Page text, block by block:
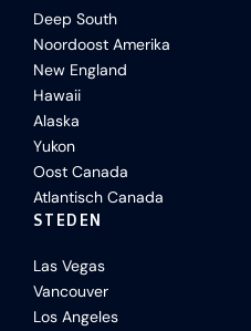
Deep South
Noordoost Amerika
New England
Hawaii
Alaska
Yukon
Oost Canada
Atlantisch Canada
STEDEN
Las Vegas
Vancouver
Los Angeles